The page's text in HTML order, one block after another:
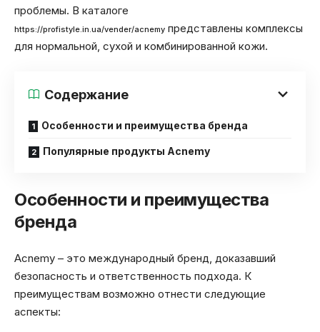
проблемы. В каталоге
https://profistyle.in.ua/vender/acnemy представлены комплексы
для нормальной, сухой и комбинированной кожи.
Содержание
Особенности и преимущества бренда
Популярные продукты Acnemy
Особенности и преимущества
бренда
Acnemy – это международный бренд, доказавший
безопасность и ответственность подхода. К
преимуществам возможно отнести следующие
аспекты: